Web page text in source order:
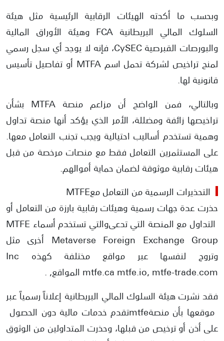
وبحسب ما أكدته الهيئات الرقابية الرئيسية مثل هيئة
السلوك المالي البريطانية FCA وهيئة الأوراق المالية
والبورصات القبرصية CySEC، فإنه لا يوجد أي سجل رسمي
لمنح تراخيص لشركة تحمل اسم MTFA أو تفاصيل تأسيس
قانونية لها.
وبالتالي، فمن الواضح أن مزاعم منصة MTFA بشأن
تراخيصها زائفة ومضللة، الأمر الذي يؤكد أنها منصة تداول
وهمية تستخدم أساليب احتيالية ويجب تجنب التعامل معها.
على المستثمرين التعامل فقط مع منصات مرخصة من قبل
هيئات رقابية موثوقة لضمان حماية أموالهم.
MTFE
حذرت عدة جهات رسمية وهيئات رقابية بارزة من التعامل أو
MTFE والتي تستخدم أسماء
Metaverse Foreign Exchange Group
Inc
mtfe.ca mtfe.io, mtfe-trade.com,
.
فقد نشرت هيئة السلوك المالي البريطانية إعلاناً رسمياً عبر
موقعها بأن منصة
mtfe
على أذن أو ترخيص من قبلها، وحذرت المتداولين من الوثوق